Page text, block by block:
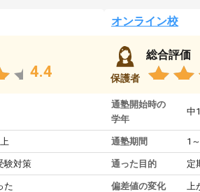
4.4
験対策
た
オンライン校
保護者
総合評価
通塾開始時の
学年
中1
通塾期間 1
通った目的 定
偏差値の変化 上